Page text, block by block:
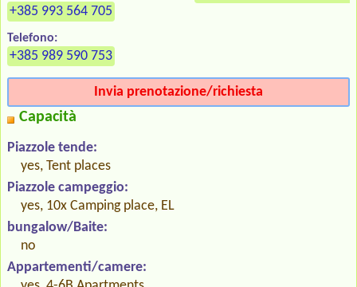
+385 993 564 705
Telefono:
+385 989 590 753
Invia prenotazione/richiesta
Capacità
Piazzole tende:
yes, Tent places
Piazzole campeggio:
yes, 10x Camping place, EL
bungalow/Baite:
no
Appartementi/camere: